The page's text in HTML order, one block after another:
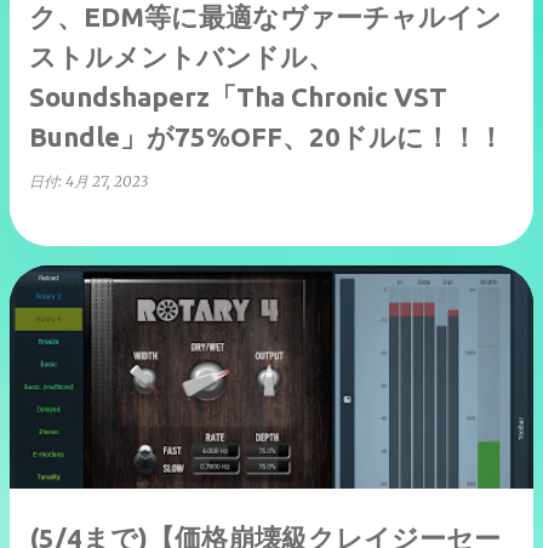
ク、EDM等に最適なヴァーチャルイン
ストルメントバンドル、
Soundshaperz「Tha Chronic VST
Bundle」が75%OFF、20ドルに！！！
日付: 4月 27, 2023
(5/4まで)【価格崩壊級クレイジーセー